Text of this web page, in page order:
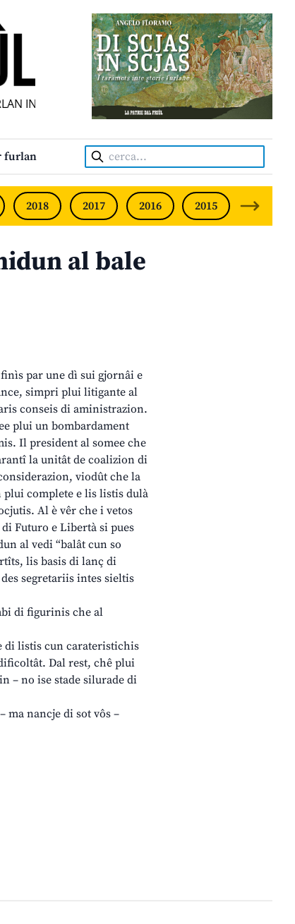
INDIPENDENT • INDEPENDENT FRIULIAN MONTHLY
furlan Cerca:
2018 2017 2016 2015 2014
al bale
par une dì sui gjornâi e
simpri plui litigante al
conseis di aministrazion.
plui un bombardament
Il president al somee che
la unitât de coalizion di
viodût che la
plui complete e lis listis dulà
Al è vêr che i vetos
Futuro e Libertà si pues
al vedi “balât cun so
lis basis di lanç di
segretariis intes sieltis
di figurinis che al
di listis cun carateristichis
Dal rest, chê plui
– no ise stade silurade di
ma nancje di sot vôs –